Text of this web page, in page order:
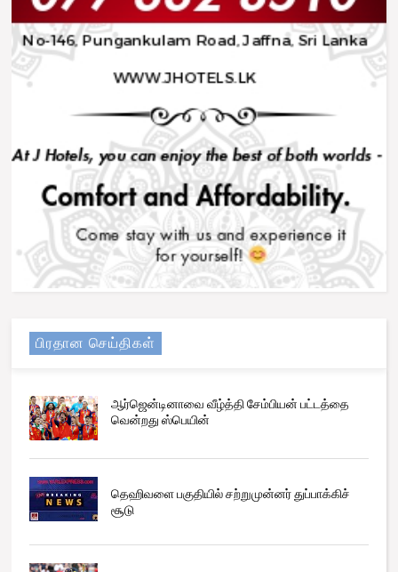
பிரதான செய்திகள்
ஆர்ஜென்டினாவை வீழ்த்தி சேம்பியன் பட்டத்தை
வென்றது ஸ்பெயின்
தெஹிவளை பகுதியில் சற்றுமுன்னர் துப்பாக்கிச்
சூடு